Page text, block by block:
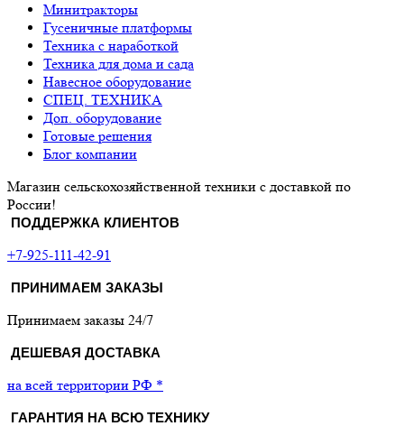
Минитракторы
Гусеничные платформы
Техника с наработкой
Техника для дома и сада
Навесное оборудование
СПЕЦ. ТЕХНИКА
Доп. оборудование
Готовые решения
Блог компании
Магазин сельскохозяйственной техники с доставкой по
России!
ПОДДЕРЖКА КЛИЕНТОВ
+7-925-111-42-91
ПРИНИМАЕМ ЗАКАЗЫ
Принимаем заказы 24/7
ДЕШЕВАЯ ДОСТАВКА
на всей территории РФ *
ГАРАНТИЯ НА ВСЮ ТЕХНИКУ